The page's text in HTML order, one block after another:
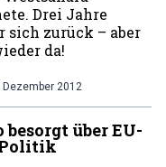
Drei Jahre
sich zurück – aber
da!
Dezember 2012
besorgt über EU-